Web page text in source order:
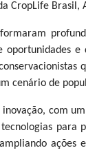
CropLife Brasil,
e
cenário de
com
ações